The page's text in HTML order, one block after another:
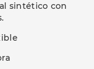
sintético con